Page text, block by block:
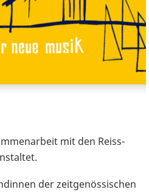
mit den Reiss-
der zeitgenössischen